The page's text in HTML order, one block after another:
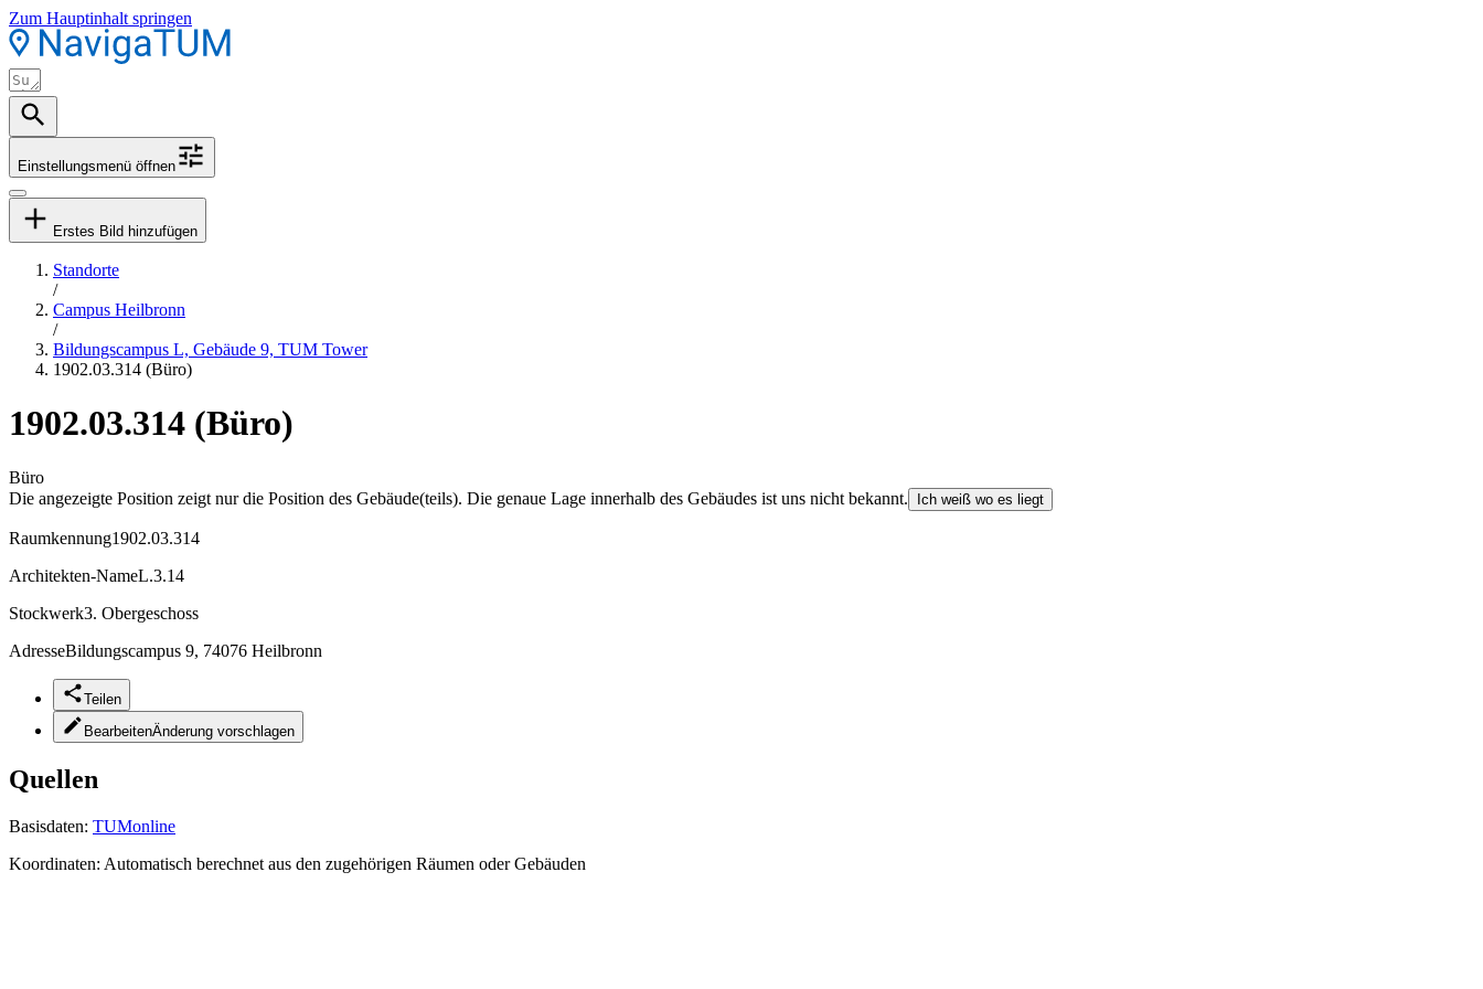
Zum Hauptinhalt springen
Einstellungsmenü öffnen
Erstes Bild hinzufügen
Standorte
/
Campus Heilbronn
/
Bildungscampus L, Gebäude 9, TUM Tower
1902.03.314 (Büro)
1902.03.314 (Büro)
Büro
Die angezeigte Position zeigt nur die Position des Gebäude(teils). Die genaue Lage innerhalb des Gebäudes ist uns nicht bekannt.
Ich weiß wo es liegt
Raumkennung1902.03.314
Architekten-NameL.3.14
Stockwerk3. Obergeschoss
AdresseBildungscampus 9, 74076 Heilbronn
Teilen
BearbeitenÄnderung vorschlagen
Quellen
Basisdaten: TUMonline
Koordinaten: Automatisch berechnet aus den zugehörigen Räumen oder Gebäuden